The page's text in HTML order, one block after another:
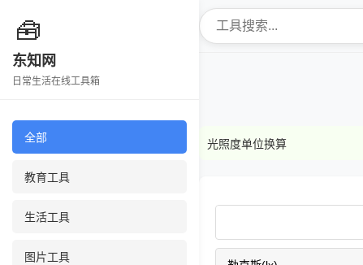
🧰
东知网
日常生活在线工具箱
全部
教育工具
生活工具
图片工具
光照度单位换算